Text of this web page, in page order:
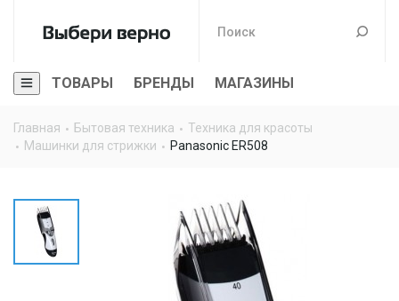
ТОВАРЫ БРЕНДЫ МАГАЗИНЫ
Главная Бытовая техника
Техника для красоты
Машинки для стрижки
Panasonic ER508